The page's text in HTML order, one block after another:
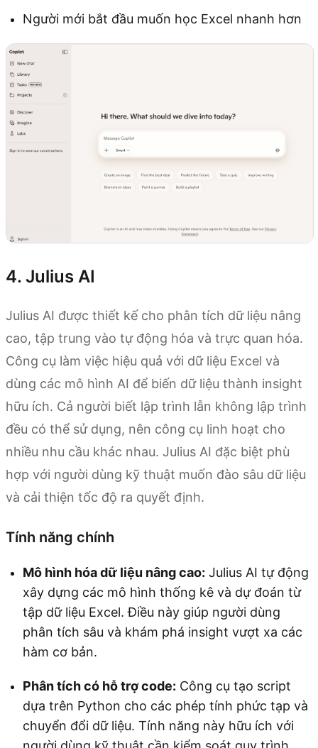
Người mới bắt đầu muốn học Excel nhanh hơn
4. Julius AI
Julius AI được thiết kế cho phân tích dữ liệu nâng
cao, tập trung vào tự động hóa và trực quan hóa.
Công cụ làm việc hiệu quả với dữ liệu Excel và
dùng các mô hình AI để biến dữ liệu thành insight
hữu ích. Cả người biết lập trình lẫn không lập trình
đều có thể sử dụng, nên công cụ linh hoạt cho
nhiều nhu cầu khác nhau. Julius AI đặc biệt phù
hợp với người dùng kỹ thuật muốn đào sâu dữ liệu
và cải thiện tốc độ ra quyết định.
Tính năng chính
Mô hình hóa dữ liệu nâng cao: Julius AI tự động
xây dựng các mô hình thống kê và dự đoán từ
tập dữ liệu Excel. Điều này giúp người dùng
phân tích sâu và khám phá insight vượt xa các
hàm cơ bản.
Phân tích có hỗ trợ code: Công cụ tạo script
dựa trên Python cho các phép tính phức tạp và
chuyển đổi dữ liệu. Tính năng này hữu ích với